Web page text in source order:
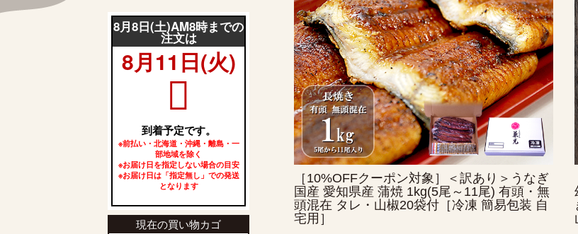
［10%OFFクーポン対象］＜訳あり＞うなぎ
国産 愛知県産 蒲焼 1kg(5尾～11尾) 有頭・無
頭混在 タレ・山椒20袋付［冷凍 簡易包装 自
宅用］
現在の買い物カゴ